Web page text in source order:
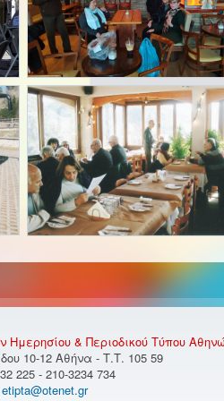
& Περιοδικού Τύπου
10-12 Αθήνα - Τ.Τ. 105 59
225 - 210-3234 734
etipta@otenet.gr